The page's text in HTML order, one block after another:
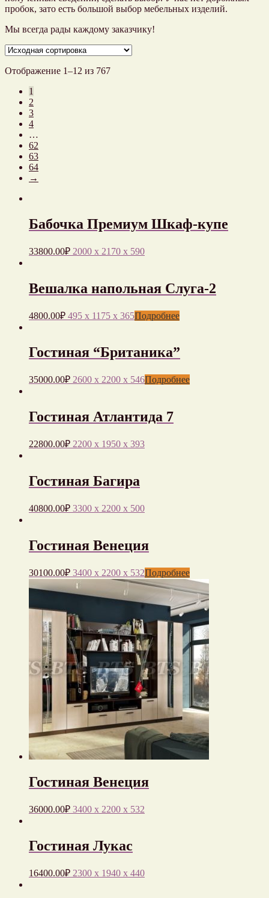
пробок, зато есть большой выбор мебельных изделий.
Мы всегда рады каждому заказчику!
Отображение 1–12 из 767
1
2
3
4
…
62
63
64
→
Бабочка Премиум Шкаф-купе
33800.00₽ 2000 x 2170 x 590
Вешалка напольная Слуга-2
4800.00₽ 495 x 1175 x 365Подробнее
Гостиная “Британика”
35000.00₽ 2600 x 2200 x 546Подробнее
Гостиная Атлантида 7
22800.00₽ 2200 x 1950 x 393
Гостиная Багира
40800.00₽ 3300 x 2200 x 500
Гостиная Венеция
30100.00₽ 3400 x 2200 x 532Подробнее
Гостиная Венеция
36000.00₽ 3400 x 2200 x 532
Гостиная Лукас
16400.00₽ 2300 x 1940 x 440